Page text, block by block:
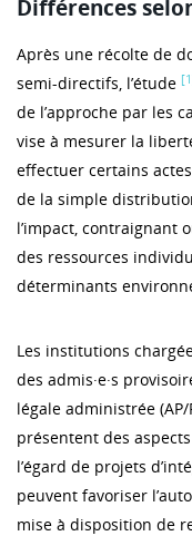
Différences
Après une récolte de
semi-directifs, l’étude
de l’approche par les
vise à mesurer la
effectuer certains
de la simple
l’impact, contraignant
des ressources
déterminants
Les institutions
des admis·e·s
légale administrée
présentent des
l’égard de projets
peuvent favoriser
mise à disposition de